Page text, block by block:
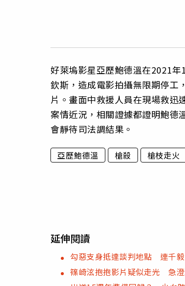
好萊塢影星亞歷鮑德溫在2021
欽斯，造成電影拍攝無限期停工
片。畫面中救援人員在現場救迅
案情近況，相關證據都證明鮑德
會靜待司法調結果。
亞歷鮑德溫 槍殺 槍枝走火
延伸閱讀
勾惡支身抵達談判地點 連千
篠崎泫抱抱影片疑似走光 急